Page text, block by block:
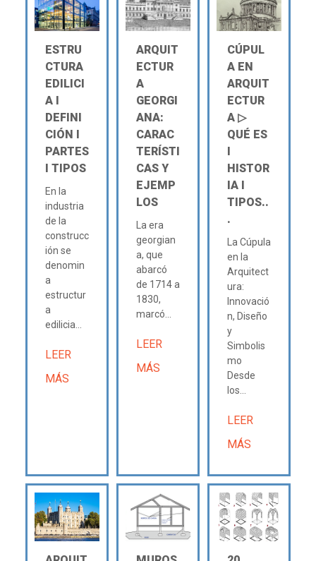
ESTRU
CTURA
EDILICI
A Ι
DEFINI
CIÓN Ι
PARTES
Ι TIPOS
En la
industria
de la
construcc
ión se
denomin
a
estructur
a
edilicia...
LEER
MÁS
ARQUIT
ECTUR
A
GEORGI
ANA:
CARAC
TERÍSTI
CAS Y
EJEMP
LOS
La era
georgian
a, que
abarcó
de 1714 a
1830,
marcó...
LEER
MÁS
CÚPUL
A EN
ARQUIT
ECTUR
A ▷
QUÉ ES
Ι
HISTOR
IA Ι
TIPOS..
.
La Cúpula
en la
Arquitect
ura:
Innovació
n, Diseño
y
Simbolis
mo
Desde
los...
LEER
MÁS